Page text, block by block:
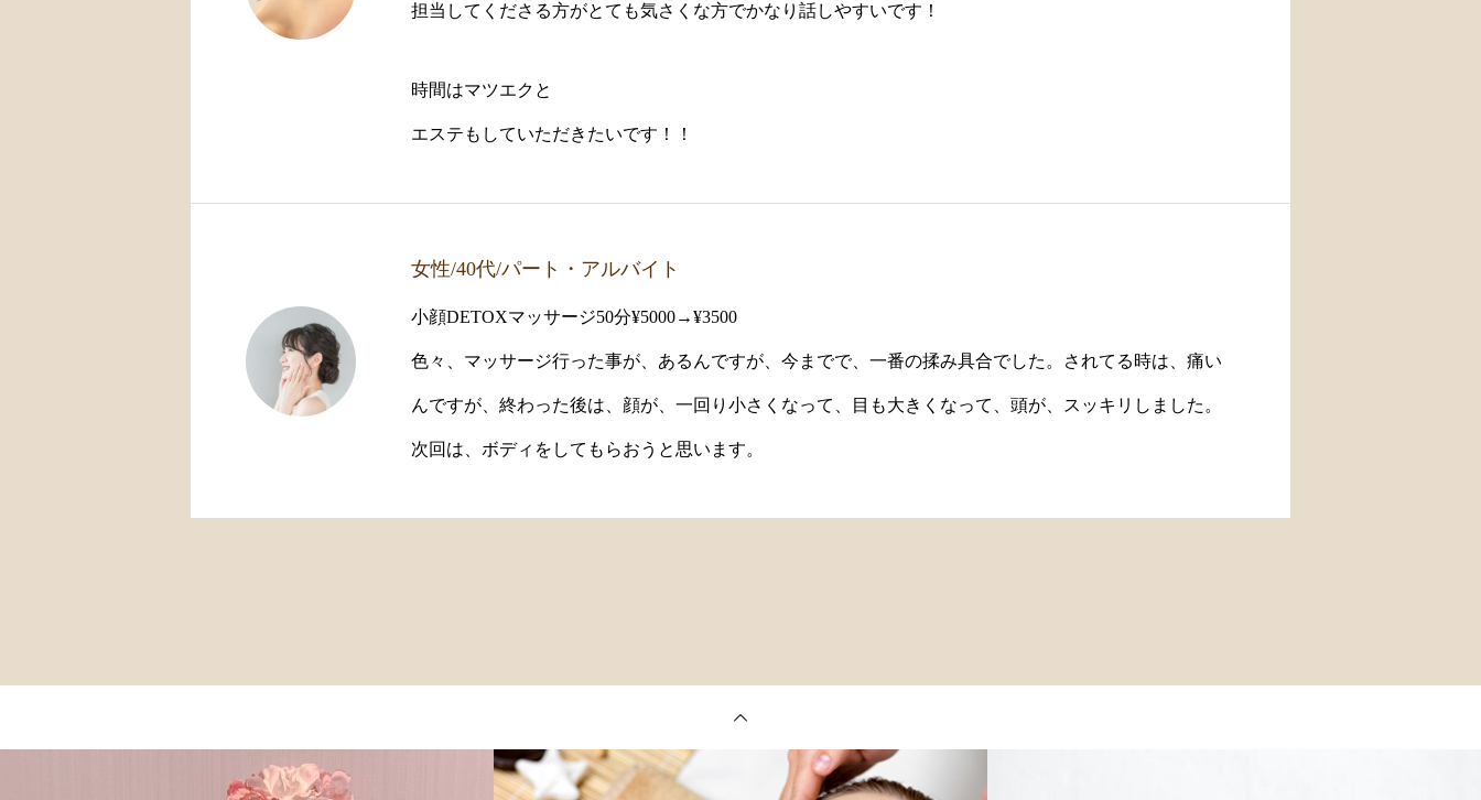
担当してくださる方がとても気さくな方でかなり話しやすいです！
時間はマツエクと
エステもしていただきたいです！！
女性/40代/パート・アルバイト
小顔DETOXマッサージ50分¥5000→¥3500
色々、マッサージ行った事が、あるんですが、今までで、一番の揉み具合でした。されてる時は、痛い
んですが、終わった後は、顔が、一回り小さくなって、目も大きくなって、頭が、スッキリしました。
次回は、ボディをしてもらおうと思います。